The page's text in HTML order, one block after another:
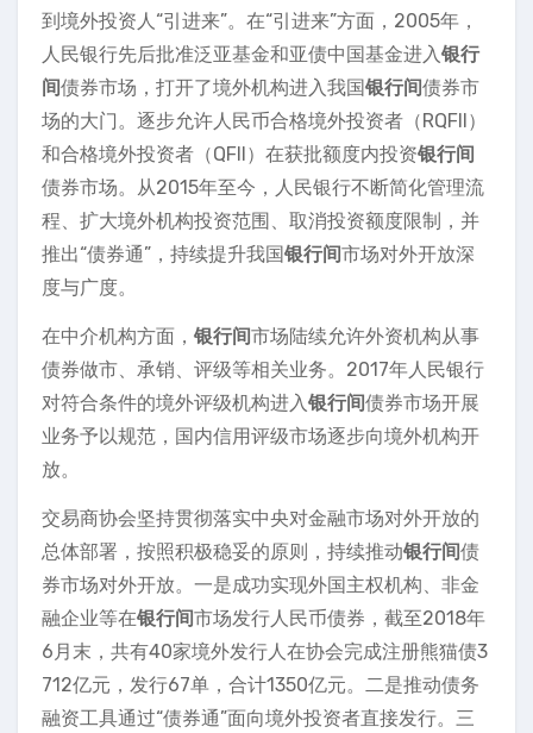
到境外投资人“引进来”。在“引进来”方面，2005年，
人民银行先后批准泛亚基金和亚债中国基金进入银行
间债券市场，打开了境外机构进入我国银行间债券市
场的大门。逐步允许人民币合格境外投资者（RQFII）
和合格境外投资者（QFII）在获批额度内投资银行间
债券市场。从2015年至今，人民银行不断简化管理流
程、扩大境外机构投资范围、取消投资额度限制，并
推出“债券通”，持续提升我国银行间市场对外开放深
度与广度。
在中介机构方面， 银行间市场陆续允许外资机构从事
债券做市、承销、评级等相关业务。2017年人民银行
对符合条件的境外评级机构进入银行间债券市场开展
业务予以规范，国内信用评级市场逐步向境外机构开
放。
交易商协会坚持贯彻落实中央对金融市场对外开放的
总体部署，按照积极稳妥的原则，持续推动银行间债
券市场对外开放。一是成功实现外国主权机构、非金
融企业等在银行间市场发行人民币债券，截至2018年
6月末，共有40家境外发行人在协会完成注册熊猫债3
712亿元，发行67单，合计1350亿元。二是推动债务
融资工具通过“债券通”面向境外投资者直接发行。三